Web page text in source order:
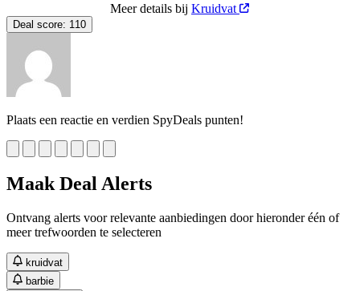
Meer details bij Kruidvat
Deal score: 110
Plaats een reactie en verdien SpyDeals punten!
Maak Deal Alerts
Ontvang alerts voor relevante aanbiedingen door hieronder één of
meer trefwoorden te selecteren
kruidvat
barbie